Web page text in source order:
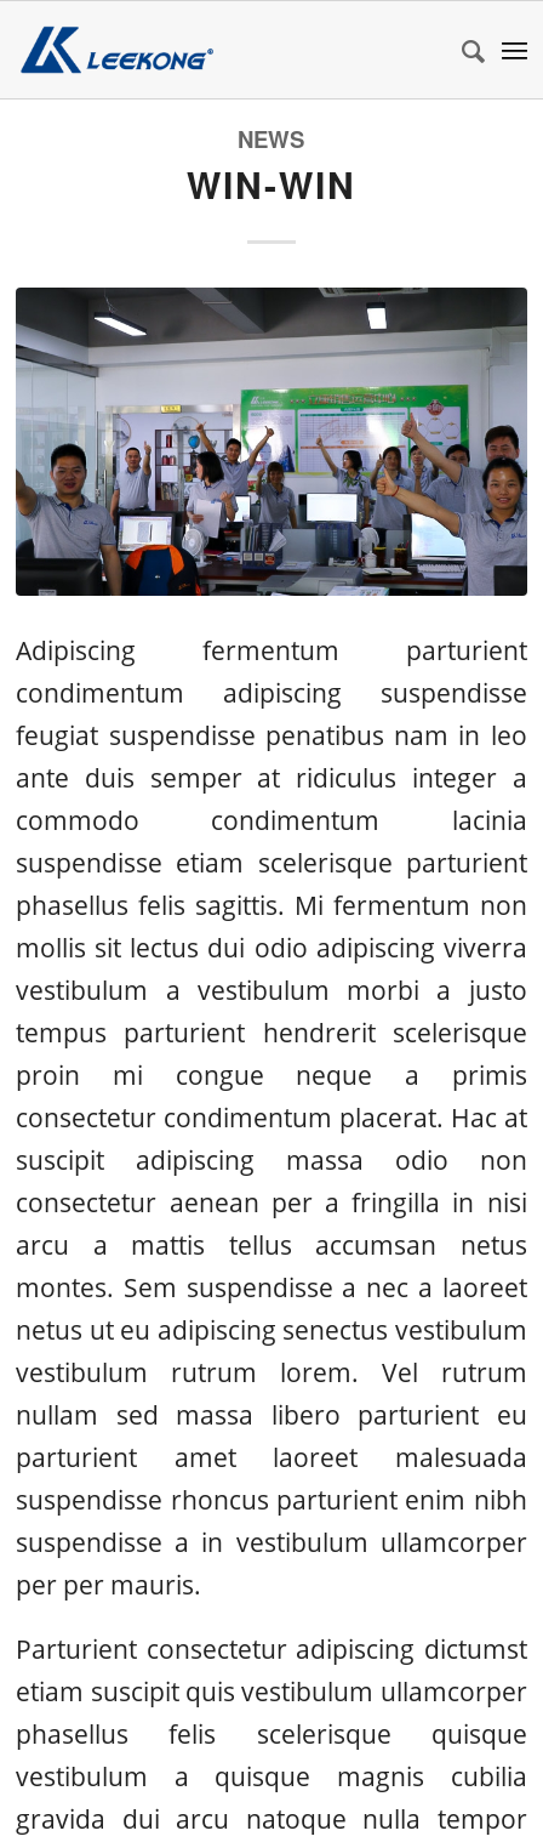
NEWS
WIN-WIN
Adipiscing fermentum parturient
condimentum adipiscing suspendisse
feugiat suspendisse penatibus nam in leo
ante duis semper at ridiculus integer a
commodo condimentum lacinia
suspendisse etiam scelerisque parturient
phasellus felis sagittis. Mi fermentum non
mollis sit lectus dui odio adipiscing viverra
vestibulum a vestibulum morbi a justo
tempus parturient hendrerit scelerisque
proin mi congue neque a primis
consectetur condimentum placerat. Hac at
suscipit adipiscing massa odio non
consectetur aenean per a fringilla in nisi
arcu a mattis tellus accumsan netus
montes. Sem suspendisse a nec a laoreet
netus ut eu adipiscing senectus vestibulum
vestibulum rutrum lorem. Vel rutrum
nullam sed massa libero parturient eu
parturient amet laoreet malesuada
suspendisse rhoncus parturient enim nibh
suspendisse a in vestibulum ullamcorper
per per mauris.
Parturient consectetur adipiscing dictumst
etiam suscipit quis vestibulum ullamcorper
phasellus felis scelerisque quisque
vestibulum a quisque magnis cubilia
gravida dui arcu natoque nulla tempor